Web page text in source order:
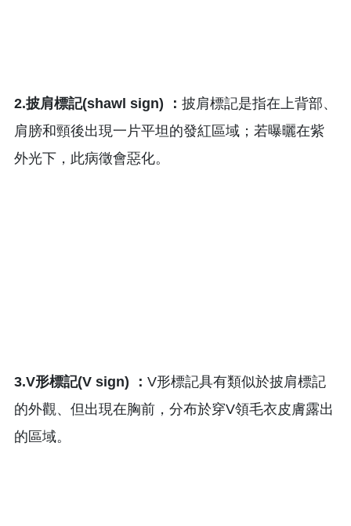
2.披肩標記(shawl sign) ： 披肩標記是指在上背部、
肩膀和頸後出現一片平坦的發紅區域；若曝曬在紫
外光下，此病徵會惡化。
3.V形標記(V sign) ： V形標記具有類似於披肩標記
的外觀、但出現在胸前，分布於穿V領毛衣皮膚露出
的區域。